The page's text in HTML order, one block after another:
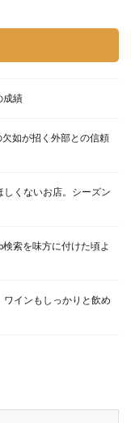
成績
欠如が招く外部との信頼
くないお店。シーズン
索を味方に付けた頃よ
インもしっかりと飲め